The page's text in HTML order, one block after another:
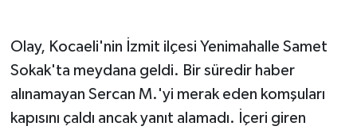
Olay, Kocaeli'nin İzmit ilçesi Yenimahalle Samet
Sokak'ta meydana geldi. Bir süredir haber
alınamayan Sercan M.'yi merak eden komşuları
kapısını çaldı ancak yanıt alamadı. İçeri giren